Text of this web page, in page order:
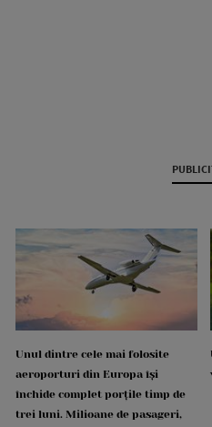
Unul dintre cele mai folosite
aeroporturi din Europa își
închide complet porțile timp de
trei luni. Milioane de pasageri,